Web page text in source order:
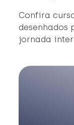
Confira
desenhados
jornada